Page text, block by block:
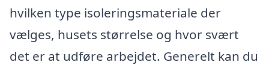
hvilken type isoleringsmateriale der
vælges, husets størrelse og hvor svært
det er at udføre arbejdet. Generelt kan du